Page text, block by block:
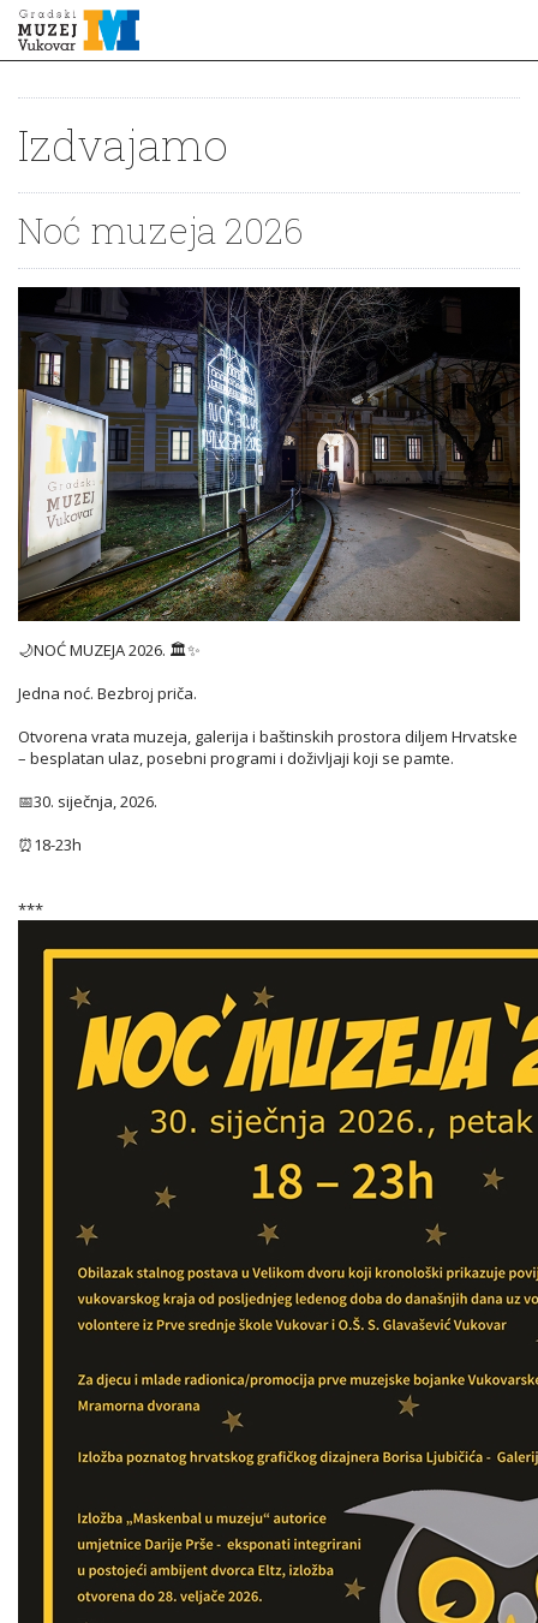
Izdvajamo
Noć muzeja 2026
🌙NOĆ MUZEJA 2026. 🏛️✨
Jedna noć. Bezbroj priča.
Otvorena vrata muzeja, galerija i baštinskih prostora diljem Hrvatske
– besplatan ulaz, posebni programi i doživljaji koji se pamte.
📅30. siječnja, 2026.
⏰18-23h
***